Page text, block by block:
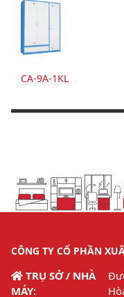
CA-9A-1KL
CÔNG TY CỔ PHẦN
TRỤ SỞ / NHÀ
MÁY: